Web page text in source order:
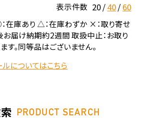
表示件数 20 40 60
在庫あり △：在庫わずか ×：取り寄せ
届け納期約2週間 取扱中止：お取り
す。同等品はございません。
についてはこちら
PRODUCT SEARCH